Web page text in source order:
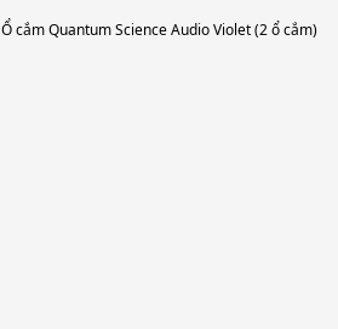
Ổ cắm Quantum Science Audio Violet (2 ổ cắm)